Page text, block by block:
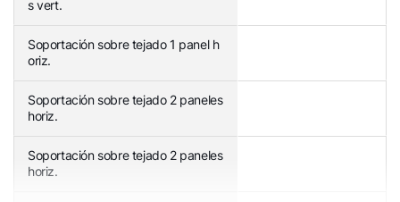
s vert.
Soportación sobre tejado 1 panel h
oriz.
Soportación sobre tejado 2 paneles
horiz.
Soportación sobre tejado 2 paneles
horiz.